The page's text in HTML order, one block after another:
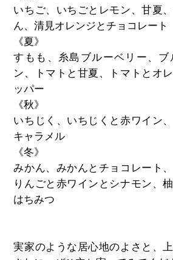
いちご、いちごとレモン、甘夏
ん、清見オレンジとチョコレート
《夏》
すもも、糸島ブルーベリー、
ン、トマトと甘夏、トマトとオ
ッパー
《秋》
いちじく、いちじくと赤ワイン
キャラメル
《冬》
みかん、みかんとチョコレート
りんごと赤ワインとシナモン、
はちみつ
実家のような居心地のよさと、